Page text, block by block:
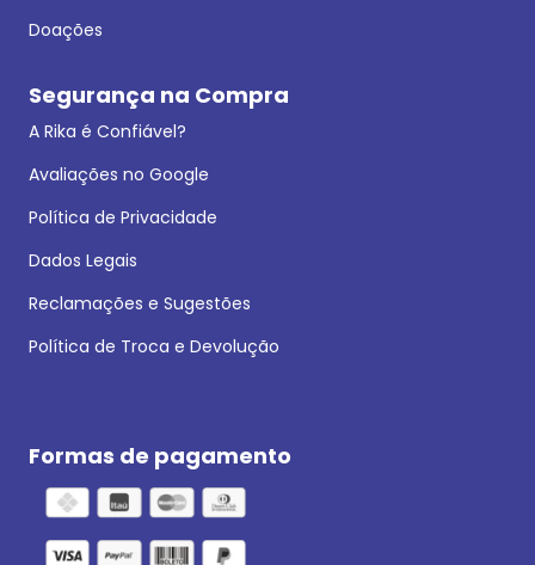
Doações
Segurança na Compra
A Rika é Confiável?
Avaliações no Google
Política de Privacidade
Dados Legais
Reclamações e Sugestões
Política de Troca e Devolução
Formas de pagamento